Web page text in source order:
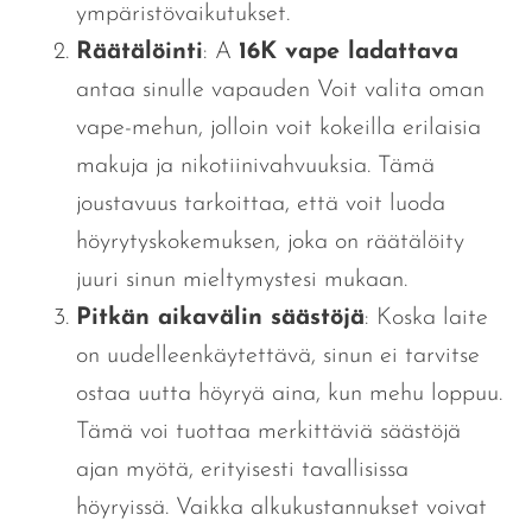
ympäristövaikutukset.
Räätälöinti: A 16K vape ladattava
antaa sinulle vapauden Voit valita oman
vape-mehun, jolloin voit kokeilla erilaisia ​​
makuja ja nikotiinivahvuuksia. Tämä
joustavuus tarkoittaa, että voit luoda
höyrytyskokemuksen, joka on räätälöity
juuri sinun mieltymystesi mukaan.
Pitkän aikavälin säästöjä: Koska laite
on uudelleenkäytettävä, sinun ei tarvitse
ostaa uutta höyryä aina, kun mehu loppuu.
Tämä voi tuottaa merkittäviä säästöjä
ajan myötä, erityisesti tavallisissa
höyryissä. Vaikka alkukustannukset voivat